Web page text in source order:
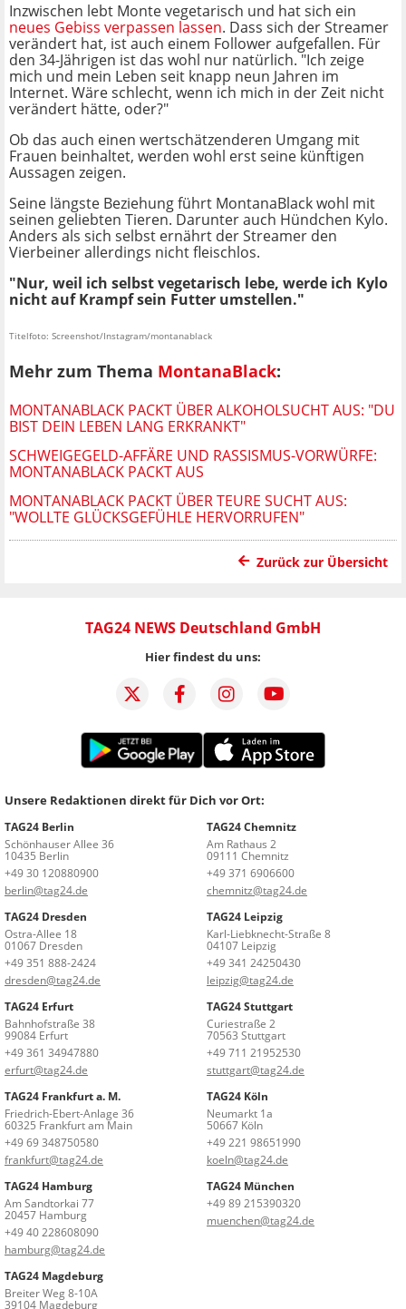
Inzwischen lebt Monte vegetarisch und hat sich ein
neues Gebiss verpassen lassen. Dass sich der Streamer
verändert hat, ist auch einem Follower aufgefallen. Für
den 34-Jährigen ist das wohl nur natürlich. "Ich zeige
mich und mein Leben seit knapp neun Jahren im
Internet. Wäre schlecht, wenn ich mich in der Zeit nicht
verändert hätte, oder?"
Ob das auch einen wertschätzenderen Umgang mit
Frauen beinhaltet, werden wohl erst seine künftigen
Aussagen zeigen.
Seine längste Beziehung führt MontanaBlack wohl mit
seinen geliebten Tieren. Darunter auch Hündchen Kylo.
Anders als sich selbst ernährt der Streamer den
Vierbeiner allerdings nicht fleischlos.
"Nur, weil ich selbst vegetarisch lebe, werde ich Kylo
nicht auf Krampf sein Futter umstellen."
Titelfoto: Screenshot/Instagram/montanablack
Mehr zum Thema MontanaBlack:
MONTANABLACK PACKT ÜBER ALKOHOLSUCHT AUS: "DU
BIST DEIN LEBEN LANG ERKRANKT"
SCHWEIGEGELD-AFFÄRE UND RASSISMUS-VORWÜRFE:
MONTANABLACK PACKT AUS
MONTANABLACK PACKT ÜBER TEURE SUCHT AUS:
"WOLLTE GLÜCKSGEFÜHLE HERVORRUFEN"
Zurück zur Übersicht
TAG24 NEWS Deutschland GmbH
Hier findest du uns:
Unsere Redaktionen direkt für Dich vor Ort:
TAG24 Berlin
Schönhauser Allee 36
10435 Berlin
+49 30 120880900
berlin@tag24.de
TAG24 Chemnitz
Am Rathaus 2
09111 Chemnitz
+49 371 6906600
chemnitz@tag24.de
TAG24 Dresden
Ostra-Allee 18
01067 Dresden
+49 351 888-2424
dresden@tag24.de
TAG24 Leipzig
Karl-Liebknecht-Straße 8
04107 Leipzig
+49 341 24250430
leipzig@tag24.de
TAG24 Erfurt
Bahnhofstraße 38
99084 Erfurt
+49 361 34947880
erfurt@tag24.de
TAG24 Stuttgart
Curiestraße 2
70563 Stuttgart
+49 711 21952530
stuttgart@tag24.de
TAG24 Frankfurt a. M.
Friedrich-Ebert-Anlage 36
60325 Frankfurt am Main
+49 69 348750580
frankfurt@tag24.de
TAG24 Köln
Neumarkt 1a
50667 Köln
+49 221 98651990
koeln@tag24.de
TAG24 Hamburg
Am Sandtorkai 77
20457 Hamburg
+49 40 228608090
hamburg@tag24.de
TAG24 München
+49 89 215390320
muenchen@tag24.de
TAG24 Magdeburg
Breiter Weg 8-10A
39104 Magdeburg